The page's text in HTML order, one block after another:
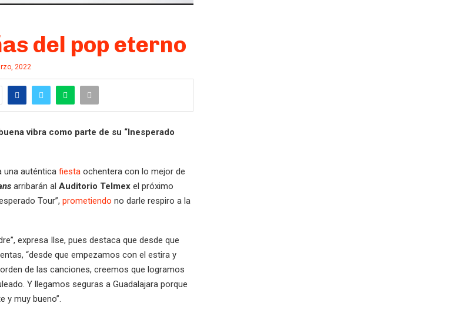
del pop eterno
2022
vibra como parte de su “Inesperado
una auténtica fiesta ochentera con lo mejor de
arribarán al Auditorio Telmex el próximo
Tour”, prometiendo no darle respiro a la
expresa Ilse, pues destaca que desde que
“desde que empezamos con el estira y
de las canciones, creemos que logramos
Y llegamos seguras a Guadalajara porque
muy bueno”.